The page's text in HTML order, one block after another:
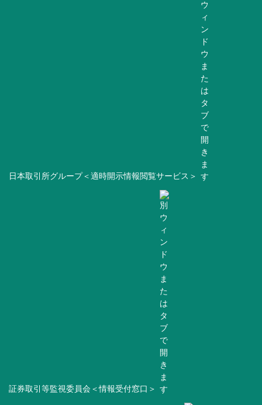
日本取引所グループ＜適時開示情報閲覧サービス＞
証券取引等監視委員会＜情報受付窓口＞